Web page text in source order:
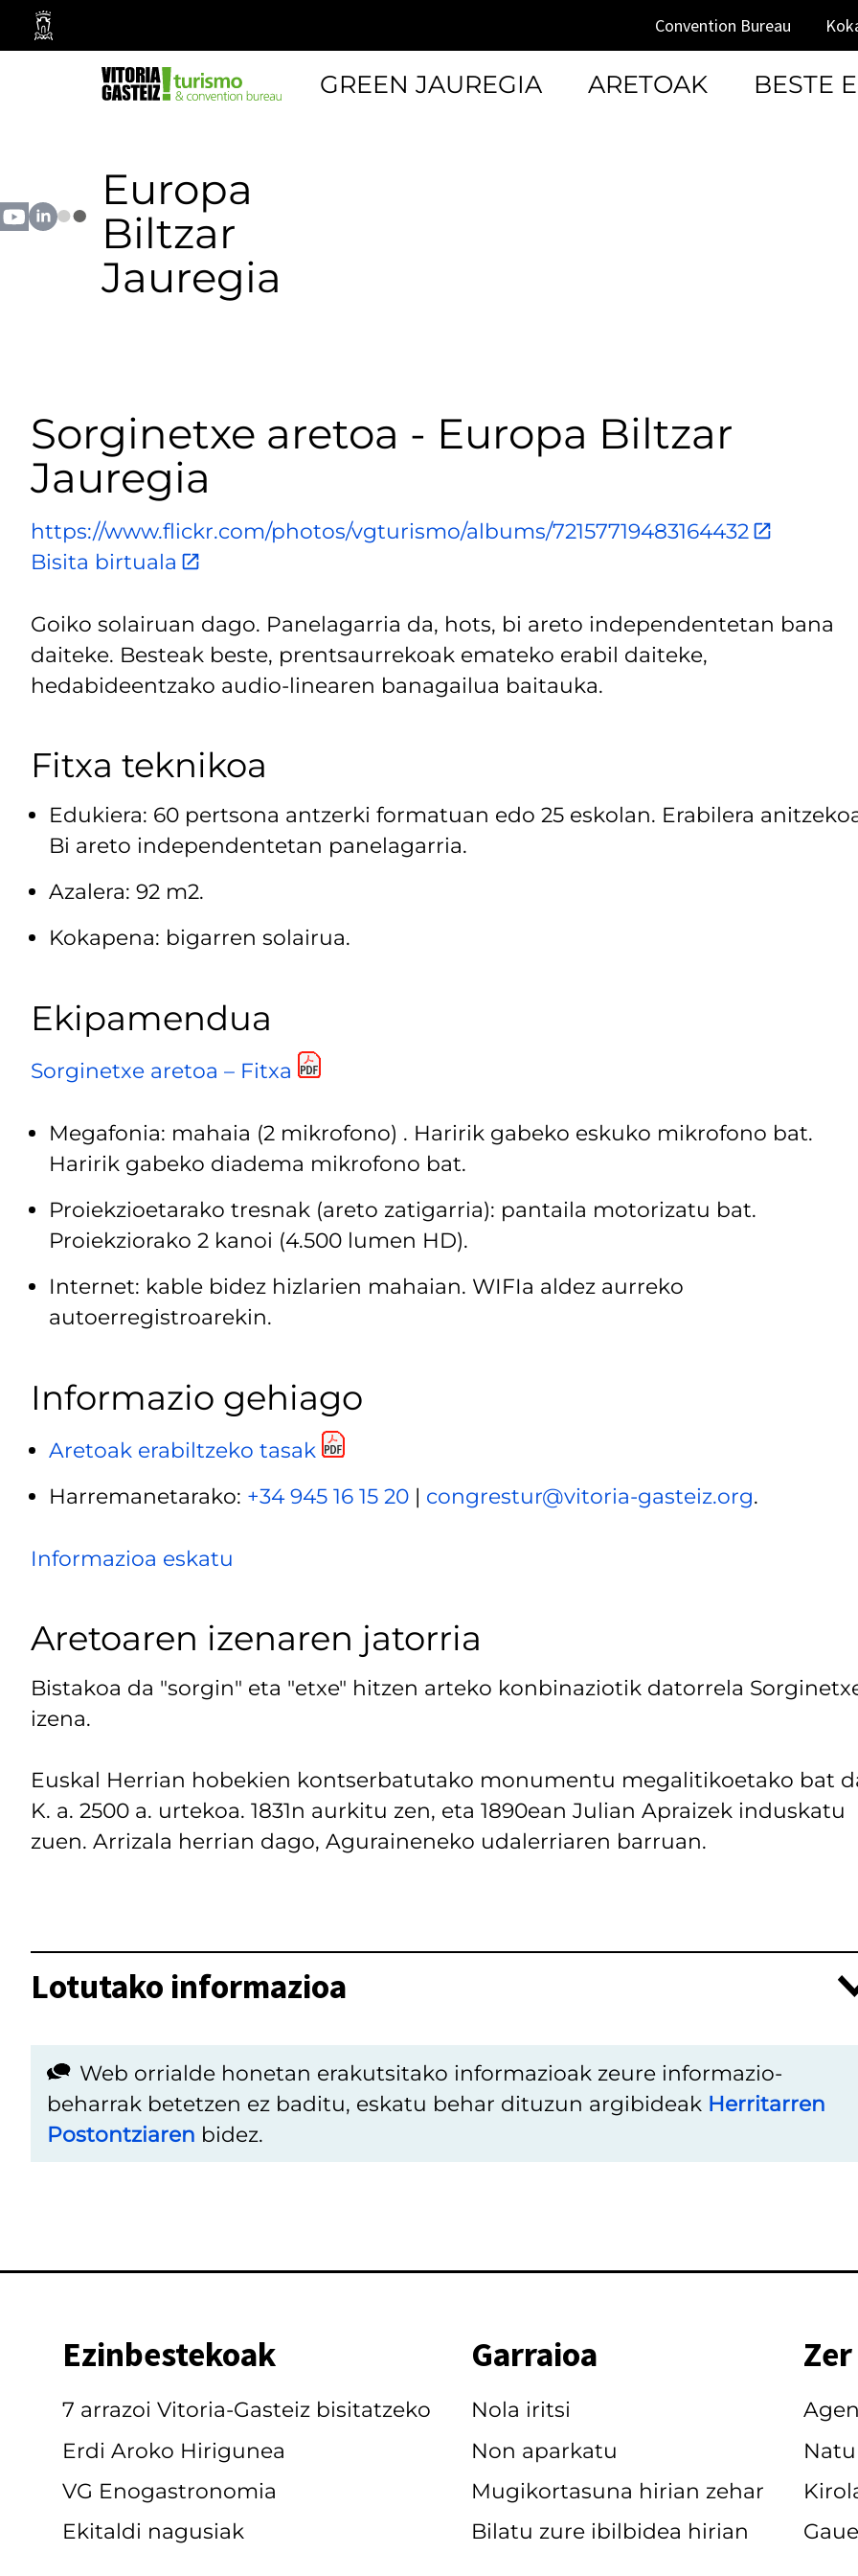
Vitoria-
Gasteizko
Convention Bureau
GREEN JAUREGIA ARETOAK BESTE
Europa
Biltzar
Jauregia
Sorginetxe aretoa - Europa Biltzar
Jauregia
https://www.flickr.com/photos/vgturismo/albums/72157719483164432
Bisita birtuala
Goiko solairuan dago. Panelagarria da, hots, bi areto independentetan bana
daiteke. Besteak beste, prentsaurrekoak emateko erabil daiteke,
hedabideentzako audio-linearen banagailua baitauka.
Fitxa teknikoa
Edukiera: 60 pertsona antzerki formatuan edo 25 eskolan. Erabilera
Bi areto independentetan panelagarria.
Azalera: 92 m2.
Kokapena: bigarren solairua.
Ekipamendua
Sorginetxe aretoa – Fitxa
Megafonia: mahaia (2 mikrofono) . Haririk gabeko eskuko mikrofono bat.
Haririk gabeko diadema mikrofono bat.
Proiekzioetarako tresnak (areto zatigarria): pantaila motorizatu bat.
Proiekziorako 2 kanoi (4.500 lumen HD).
Internet: kable bidez hizlarien mahaian. WIFIa aldez aurreko
autoerregistroarekin.
Informazio gehiago
Aretoak erabiltzeko tasak
Harremanetarako: +34 945 16 15 20 | congrestur@vitoria-gasteiz.org.
Informazioa eskatu
Aretoaren izenaren jatorria
Bistakoa da "sorgin" eta "etxe" hitzen arteko konbinaziotik datorrela
izena.
Euskal Herrian hobekien kontserbatutako monumentu megalitikoetako bat
K. a. 2500 a. urtekoa. 1831n aurkitu zen, eta 1890ean Julian Apraizek induskatu
zuen. Arrizala herrian dago, Aguraineneko udalerriaren barruan.
Lotutako informazioa
Web orrialde honetan erakutsitako informazioak zeure informazio-
beharrak betetzen ez baditu, eskatu behar dituzun argibideak Herritarren
Postontziaren bidez.
Ezinbestekoak
7 arrazoi Vitoria-Gasteiz bisitatzeko
Erdi Aroko Hirigunea
VG Enogastronomia
Ekitaldi nagusiak
Garraioa
Nola iritsi
Non aparkatu
Mugikortasuna hirian zehar
Bilatu zure ibilbidea hirian